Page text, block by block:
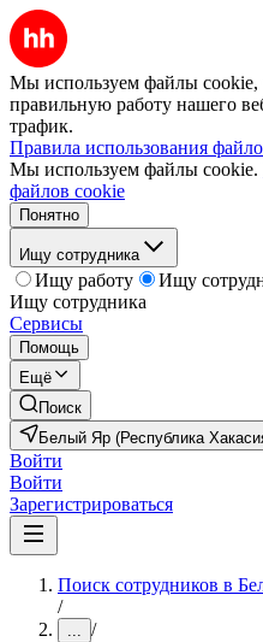
Мы используем файлы cookie,
правильную работу нашего
трафик.
Правила использования
Мы используем файлы cookie.
файлов cookie
Понятно
Ищу сотрудника
Ищу работу
Ищу
Ищу сотрудника
Сервисы
Помощь
Ещё
Поиск
Белый Яр (Республика
Войти
Войти
Зарегистрироваться
Поиск сотрудников в
/
... /